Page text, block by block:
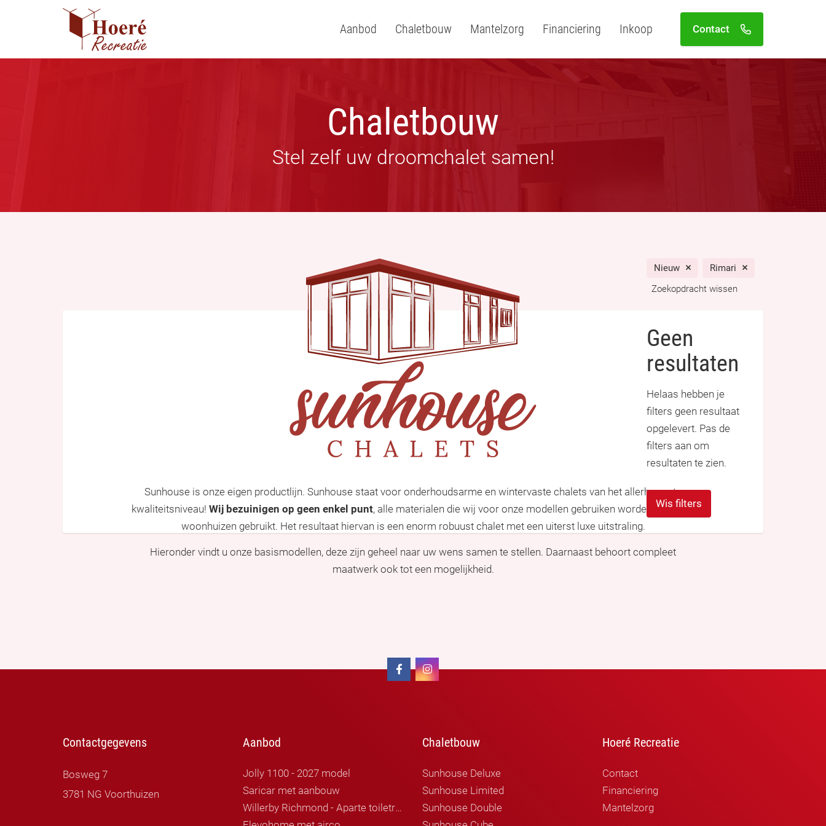
Chaletbouw
Stel zelf uw droomchalet samen!
Sunhouse is onze eigen productlijn. Sunhouse staat voor onderhoudsarme en wintervaste chalets van het allerhoogste
kwaliteitsniveau! Wij bezuinigen op geen enkel punt, alle materialen die wij voor onze modellen gebruiken worden ook voor
woonhuizen gebruikt. Het resultaat hiervan is een enorm robuust chalet met een uiterst luxe uitstraling.
Hieronder vindt u onze basismodellen, deze zijn geheel naar uw wens samen te stellen. Daarnaast behoort compleet
maatwerk ook tot een mogelijkheid.
Nieuw
Rimari
Zoekopdracht wissen
Geen
resultaten
Helaas hebben je
filters geen resultaat
opgelevert. Pas de
filters aan om
resultaten te zien.
Wis filters
Contact
Aanbod Chaletbouw Mantelzorg Financiering Inkoop
Contactgegevens
Bosweg 7
3781 NG Voorthuizen
Aanbod
Jolly 1100 - 2027 model
Saricar met aanbouw
Willerby Richmond - Aparte toiletruimte
Chaletbouw
Sunhouse Deluxe
Sunhouse Limited
Sunhouse Double
Hoeré Recreatie
Contact
Financiering
Mantelzorg